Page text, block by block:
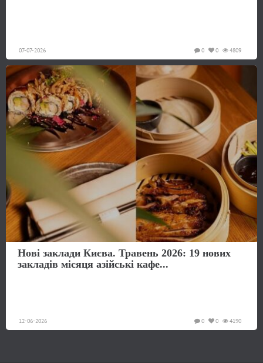
07-07-2026 4809
0
0
Нові заклади Києва. Травень 2026: 19 нових
закладів місяця азійські кафе...
12-06-2026 4190
0
0